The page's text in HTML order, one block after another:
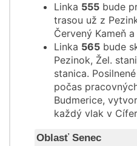
Linka 555 bude
trasou už z
Červený Kameň
Linka 565 bude
Pezinok, Žel.
stanica.
počas
Budmerice,
každý vlak v
Oblasť Senec